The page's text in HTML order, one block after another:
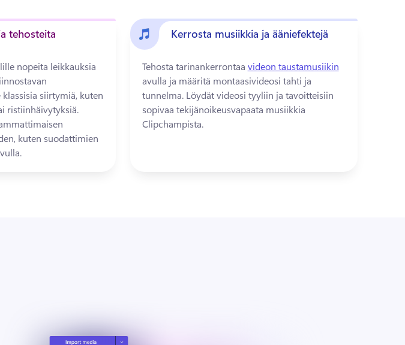
tehosteita
nopeita leikkauksia
klassisia siirtymiä, kuten
kuten suodattimien
Kerrosta musiikkia ja ääniefektejä
Tehosta tarinankerrontaa videon taustamusiikin
avulla ja määritä montaasivideosi tahti ja
tunnelma. Löydät videosi tyyliin ja tavoitteisiin
sopivaa tekijänoikeusvapaata musiikkia
Clipchampista.